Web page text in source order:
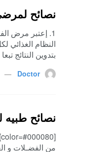
نصائح
بتدوين النتائج
Doctor
نصائح
من الفضـلات و